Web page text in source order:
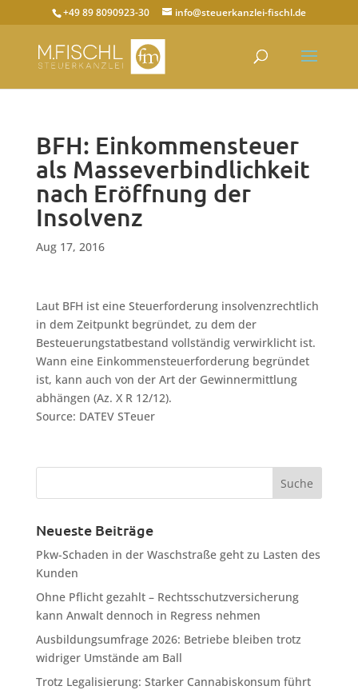
+49 89 8090923-30 info@steuerkanzlei-fischl.de
BFH: Einkommensteuer
als Masseverbindlichkeit
nach Eröffnung der
Insolvenz
Aug 17, 2016
Laut BFH ist eine Steuerforderung insolvenzrechtlich
in dem Zeitpunkt begründet, zu dem der
Besteuerungstatbestand vollständig verwirklicht ist.
Wann eine Einkommensteuerforderung begründet
ist, kann auch von der Art der Gewinnermittlung
abhängen (Az. X R 12/12).
Source: DATEV STeuer
Neueste Beiträge
Pkw-Schaden in der Waschstraße geht zu Lasten des
Kunden
Ohne Pflicht gezahlt – Rechtsschutzversicherung
kann Anwalt dennoch in Regress nehmen
Ausbildungsumfrage 2026: Betriebe bleiben trotz
widriger Umstände am Ball
Trotz Legalisierung: Starker Cannabiskonsum führt